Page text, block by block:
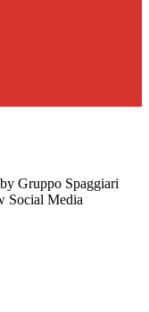
Gruppo Spaggiari
Social Media